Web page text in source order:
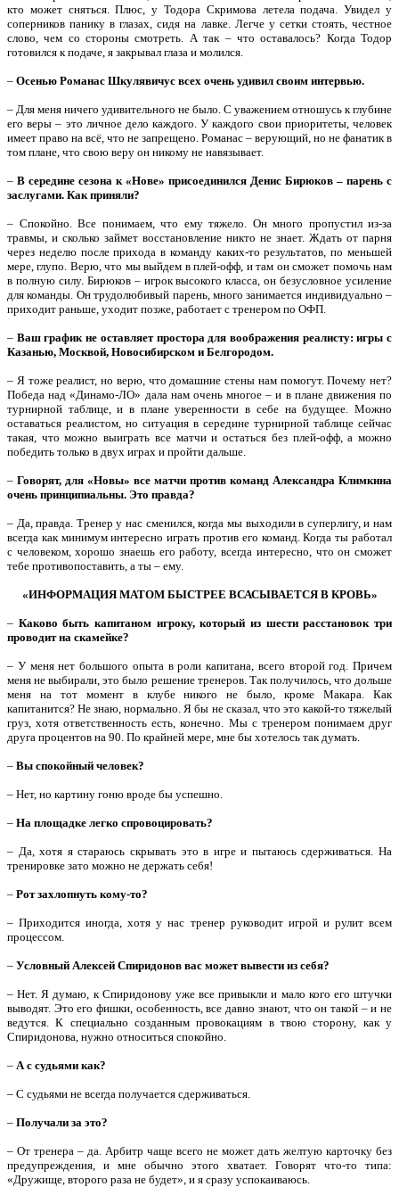
кто может сняться. Плюс, у Тодора Скримова летела подача. Увидел у
соперников панику в глазах, сидя на лавке. Легче у сетки стоять, честное
слово, чем со стороны смотреть. А так – что оставалось? Когда Тодор
готовился к подаче, я закрывал глаза и молился.
– Осенью Романас Шкулявичус всех очень удивил своим интервью.
– Для меня ничего удивительного не было. С уважением отношусь к глубине
его веры – это личное дело каждого. У каждого свои приоритеты, человек
имеет право на всё, что не запрещено. Романас – верующий, но не фанатик в
том плане, что свою веру он никому не навязывает.
– В середине сезона к «Нове» присоединился Денис Бирюков – парень с
заслугами. Как приняли?
– Спокойно. Все понимаем, что ему тяжело. Он много пропустил из-за
травмы, и сколько займет восстановление никто не знает. Ждать от парня
через неделю после прихода в команду каких-то результатов, по меньшей
мере, глупо. Верю, что мы выйдем в плей-офф, и там он сможет помочь нам
в полную силу. Бирюков – игрок высокого класса, он безусловное усиление
для команды. Он трудолюбивый парень, много занимается индивидуально –
приходит раньше, уходит позже, работает с тренером по ОФП.
– Ваш график не оставляет простора для воображения реалисту: игры с
Казанью, Москвой, Новосибирском и Белгородом.
– Я тоже реалист, но верю, что домашние стены нам помогут. Почему нет?
Победа над «Динамо-ЛО» дала нам очень многое – и в плане движения по
турнирной таблице, и в плане уверенности в себе на будущее. Можно
оставаться реалистом, но ситуация в середине турнирной таблице сейчас
такая, что можно выиграть все матчи и остаться без плей-офф, а можно
победить только в двух играх и пройти дальше.
– Говорят, для «Новы» все матчи против команд Александра Климкина
очень принципиальны. Это правда?
– Да, правда. Тренер у нас сменился, когда мы выходили в суперлигу, и нам
всегда как минимум интересно играть против его команд. Когда ты работал
с человеком, хорошо знаешь его работу, всегда интересно, что он сможет
тебе противопоставить, а ты – ему.
«ИНФОРМАЦИЯ МАТОМ БЫСТРЕЕ ВСАСЫВАЕТСЯ В КРОВЬ»
– Каково быть капитаном игроку, который из шести расстановок три
проводит на скамейке?
– У меня нет большого опыта в роли капитана, всего второй год. Причем
меня не выбирали, это было решение тренеров. Так получилось, что дольше
меня на тот момент в клубе никого не было, кроме Макара. Как
капитанится? Не знаю, нормально. Я бы не сказал, что это какой-то тяжелый
груз, хотя ответственность есть, конечно. Мы с тренером понимаем друг
друга процентов на 90. По крайней мере, мне бы хотелось так думать.
– Вы спокойный человек?
– Нет, но картину гоню вроде бы успешно.
– На площадке легко спровоцировать?
– Да, хотя я стараюсь скрывать это в игре и пытаюсь сдерживаться. На
тренировке зато можно не держать себя!
– Рот захлопнуть кому-то?
– Приходится иногда, хотя у нас тренер руководит игрой и рулит всем
процессом.
– Условный Алексей Спиридонов вас может вывести из себя?
– Нет. Я думаю, к Спиридонову уже все привыкли и мало кого его штучки
выводят. Это его фишки, особенность, все давно знают, что он такой – и не
ведутся. К специально созданным провокациям в твою сторону, как у
Спиридонова, нужно относиться спокойно.
– А с судьями как?
– С судьями не всегда получается сдерживаться.
– Получали за это?
– От тренера – да. Арбитр чаще всего не может дать желтую карточку без
предупреждения, и мне обычно этого хватает. Говорят что-то типа:
«Дружище, второго раза не будет», и я сразу успокаиваюсь.